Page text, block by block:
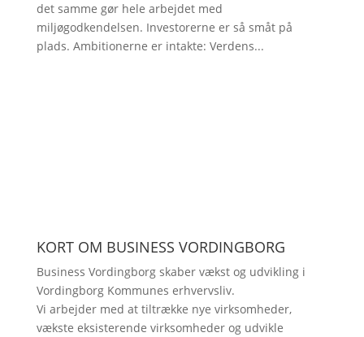
det samme gør hele arbejdet med
miljøgodkendelsen. Investorerne er så småt på
plads. Ambitionerne er intakte: Verdens...
KORT OM BUSINESS VORDINGBORG
Business Vordingborg skaber vækst og udvikling i
Vordingborg Kommunes erhvervsliv.
Vi arbejder med at tiltrække nye virksomheder,
vækste eksisterende virksomheder og udvikle